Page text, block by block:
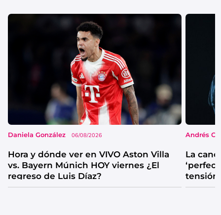
Daniela González 06/08/2026
Hora y dónde ver en VIVO Aston Villa
vs. Bayern Múnich HOY viernes ¿El
regreso de Luis Díaz?
Andrés
La
tensión
catarsis